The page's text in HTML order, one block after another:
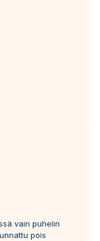
vain puhelin
pois